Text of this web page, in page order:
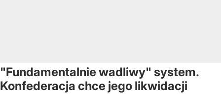
"Fundamentalnie wadliwy" system.
Konfederacja chce jego likwidacji